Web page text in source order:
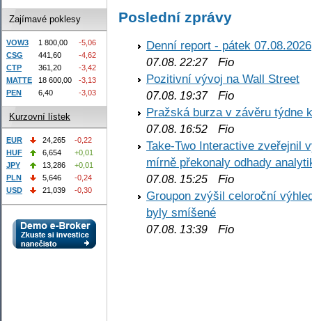
Poslední zprávy
Denní report - pátek 07.08.2026
07.08. 22:27Fio
Pozitivní vývoj na Wall Street
07.08. 19:37Fio
Pražská burza v závěru týdne
07.08. 16:52 Fio
Take-Two Interactive zveřejnil
mírně překonaly odhady
07.08. 15:25 Fio
Groupon zvýšil celoroční
byly smíšené
07.08. 13:39 Fio
Zajímavé poklesy
VOW3 1 800,00
-5,06
CSG
441,60
-4,62
CTP
361,20
-3,42
MATTE
18 600,00
-3,13
PEN
6,40 -3,03
Kurzovní lístek
EUR 24,265
-0,22
HUF
6,654
+0,01
JPY
13,286
+0,01
PLN
5,646
-0,24
USD
21,039 -0,30